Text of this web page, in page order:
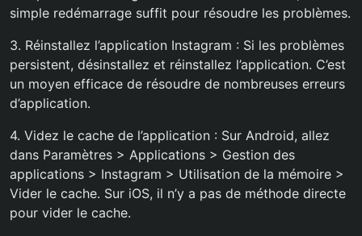
simple redémarrage suffit pour résoudre les problèmes.
3. Réinstallez l’application Instagram : Si les problèmes
persistent, désinstallez et réinstallez l’application. C’est
un moyen efficace de résoudre de nombreuses erreurs
d’application.
4. Videz le cache de l’application : Sur Android, allez
dans Paramètres > Applications > Gestion des
applications > Instagram > Utilisation de la mémoire >
Vider le cache. Sur iOS, il n’y a pas de méthode directe
pour vider le cache.